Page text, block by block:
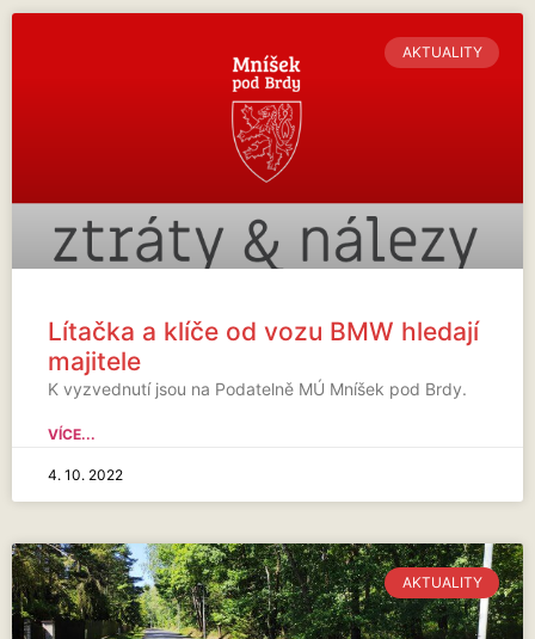
AKTUALITY
Lítačka a klíče od vozu BMW hledají
majitele
K vyzvednutí jsou na Podatelně MÚ Mníšek pod Brdy.
VÍCE...
4. 10. 2022
AKTUALITY